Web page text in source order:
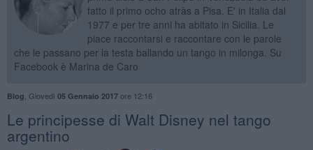
fatto il primo ocho atràs a Pisa. E' in Italia dal
1977 e per tre anni ha abitato in Sicilia. Le
piace raccontarsi e raccontare con le parole
che le passano per la testa ballando un tango in milonga. Su
Facebook è Marina de Caro
Blog Giovedì 05 Gennaio 2017ore 12:16
Le principesse di Walt Disney nel tango
argentino